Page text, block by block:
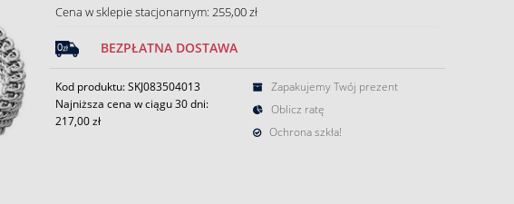
Cena w sklepie stacjonarnym: 255,00 zł
BEZPŁATNA DOSTAWA
Kod produktu: SKJ083504013
Najniższa cena w ciągu 30 dni:
217,00 zł
Zapakujemy Twój prezent
Oblicz ratę
Ochrona szkła!